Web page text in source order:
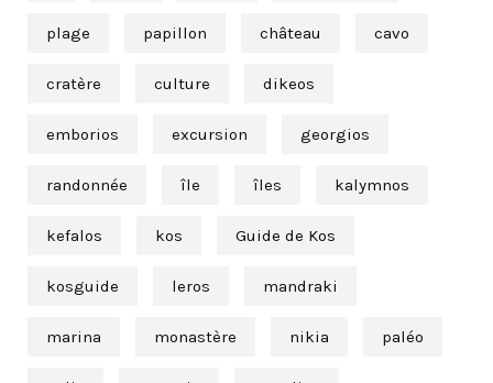
plage papillon château cavo
cratère culture dikeos
emborios excursion georgios
randonnée île îles kalymnos
kefalos kos Guide de Kos
kosguide leros mandraki
marina monastère nikia paléo